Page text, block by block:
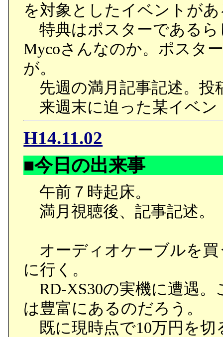
を対象としたイベントが
特典はポスターである
Mycoさんなのか。ポスタ
が。
先週の満月記事記述。投
来週末に迫った某イベン
H14.11.02
■今日の出来事
午前７時起床。
満月視聴後、記事記述。
オーディオケーブルを買
に行く。
RD-XS30の実機に遭遇。
は豊富にあるのだろう。
既に現時点で10万円を切